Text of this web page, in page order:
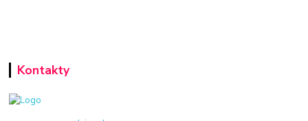
Kontakty